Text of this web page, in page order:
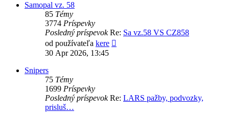
Samopal vz. 58
85 Témy
3774 Príspevky
Posledný príspevokRe: Sa vz.58 VS CZ858
od používateľa kere
30 Apr 2026, 13:45
Snipers
75 Témy
1699 Príspevky
Posledný príspevokRe: LARS pažby, podvozky,
prisluš…